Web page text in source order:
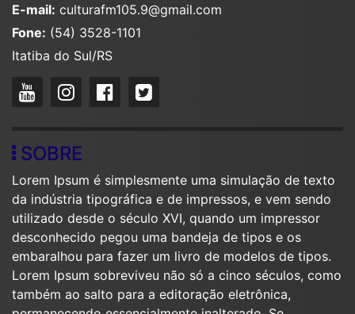
E-mail: culturafm105.9@gmail.com
Fone: (54) 3528-1101
Itatiba do Sul/RS
SOBRE
Lorem Ipsum é simplesmente uma simulação de texto
da indústria tipográfica e de impressos, e vem sendo
utilizado desde o século XVI, quando um impressor
desconhecido pegou uma bandeja de tipos e os
embaralhou para fazer um livro de modelos de tipos.
Lorem Ipsum sobreviveu não só a cinco séculos, como
também ao salto para a editoração eletrônica,